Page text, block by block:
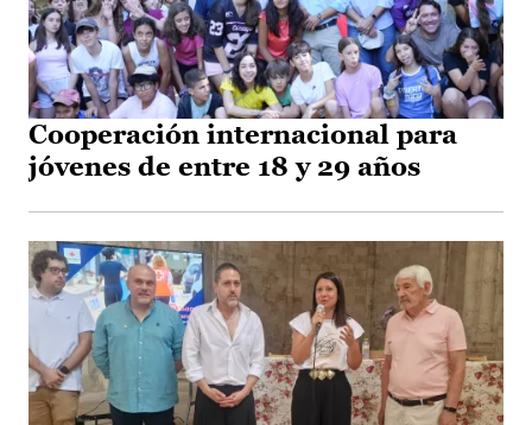
Cooperación internacional para
jóvenes de entre 18 y 29 años